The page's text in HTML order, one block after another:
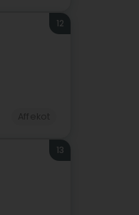
12
13